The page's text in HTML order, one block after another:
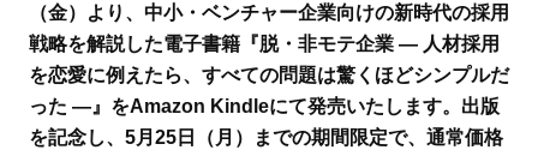
（金）より、中小・ベンチャー企業向けの新時代の採用
戦略を解説した電子書籍『脱・非モテ企業 ― 人材採用
を恋愛に例えたら、すべての問題は驚くほどシンプルだ
った ―』をAmazon Kindleにて発売いたします。出版
を記念し、5月25日（月）までの期間限定で、通常価格